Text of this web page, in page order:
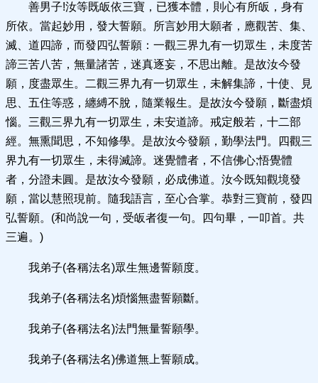
善男子!汝等既皈依三寶，已獲本體，則心有所皈，身有
所依。當起妙用，發大誓願。所言妙用大願者，應觀苦、集、
滅、道四諦，而發四弘誓願：一觀三界九有一切眾生，未度苦
諦三苦八苦，無量諸苦，迷真逐妄，不思出離。是故汝今發
願，度盡眾生。二觀三界九有一切眾生，未解集諦，十使、見
思、五住等惑，纏縛不脫，隨業報生。是故汝今發願，斷盡煩
惱。三觀三界九有一切眾生，未安道諦。戒定般若，十二部
經。無熏聞思，不知修學。是故汝今發願，勤學法門。四觀三
界九有一切眾生，未得滅諦。迷覺體者，不信佛心;悟覺體
者，分證未圓。是故汝今發願，必成佛道。汝今既知觀境發
願，當以慧照現前。隨我語言，至心合掌。恭對三寶前，發四
弘誓願。(和尚說一句，受皈者復一句。四句畢，一叩首。共
三遍。)
我弟子(各稱法名)眾生無邊誓願度。
我弟子(各稱法名)煩惱無盡誓願斷。
我弟子(各稱法名)法門無量誓願學。
我弟子(各稱法名)佛道無上誓願成。